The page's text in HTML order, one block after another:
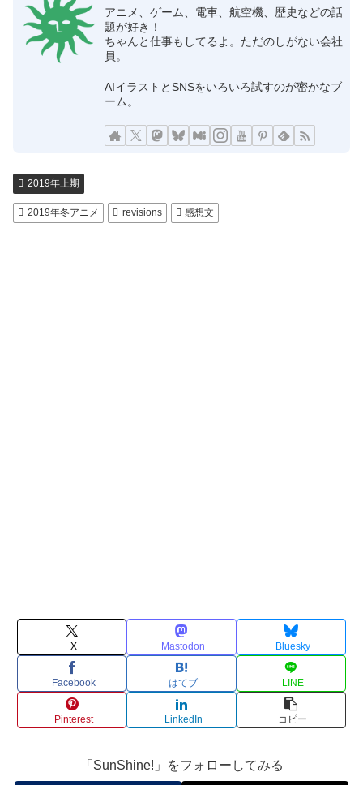
アニメ、ゲーム、電車、航空機、歴史などの話
題が好き！
ちゃんと仕事もしてるよ。ただのしがない会社
員。
AIイラストとSNSをいろいろ試すのが密かなブ
ーム。
2019年上期
2019年冬アニメ revisions 感想文
X Mastodon Bluesky
Facebook はてブ LINE
Pinterest LinkedIn コピー
「SunShine!」をフォローしてみる